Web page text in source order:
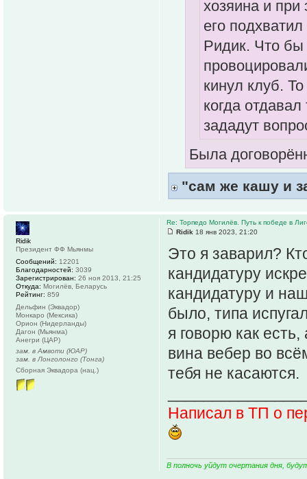
хозяина и при
его
Ридик. Что бы
кинул клуб.
когда
зададут
Была
"сам же кашу и
Re: Торпедо Могилёв. Путь к победе в
Ridik 18 янв 2023, 21:20
Это я заварил?
кандидатуру
кандидатуру и
было, типа
я говорю как
вина вебер во
тебя не касаются.
Написал в ТП о
В полночь уйдут очертания дня,
Ridik
Президент ФФ Мьянмы
Сообщений: 12201
Благодарностей: 3039
Зарегистрирован: 26 ноя 2013, 21:25
Откуда: Могилёв, Беларусь
Рейтинг: 859
Дельфин (Эквадор)
Монкаро (Мексика)
Орион (Нидерланды)
Дагон (Мьянма)
Анегри (ЦАР)
зам. в Амвоти (ЮАР)
зам. в Лонголонго (Тонга)
Сборная Эквадора (нац.)